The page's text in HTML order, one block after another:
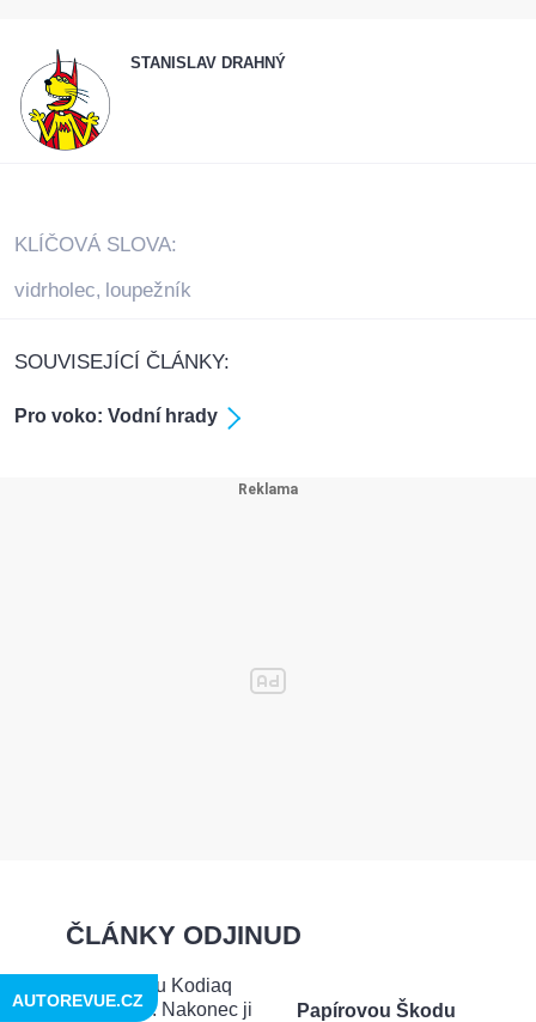
STANISLAV DRAHNÝ
KLÍČOVÁ SLOVA:
vidrholec, loupežník
SOUVISEJÍCÍ ČLÁNKY:
Pro voko: Vodní hrady
ČLÁNKY ODJINUD
Papírovou Škodu
AUTOREVUE.CZ